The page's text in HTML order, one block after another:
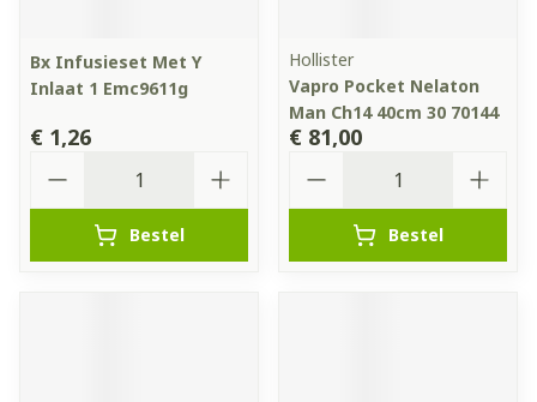
Bx Infusieset Met Y
Inlaat 1 Emc9611g
€ 1,26
Bestel
Hollister
Vapro Pocket Nelaton
Man Ch14 40cm 30 70144
€ 81,00
Bestel